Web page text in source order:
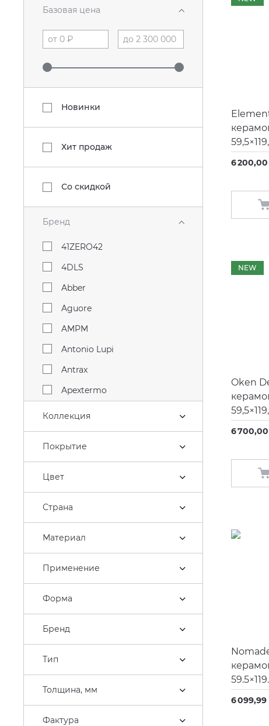
Базовая цена
Новинки
Хит продаж
Со скидкой
Бренд
41ZERO42
4DLS
Abber
Aguore
AMPM
Antonio Lupi
Antrax
Apextermo
Arklam
Artceram
Atlas Concorde
Azario
Bathco
Belux
Bertocci
Bette
Blue Provance
Bossini
Broner
Burgbad
Butech
Коллекция
Покрытие
Цвет
Страна
Материал
Применение
Форма
Бренд
Тип
Толщина, мм
Фактура
6
NEW
Oken
6
6